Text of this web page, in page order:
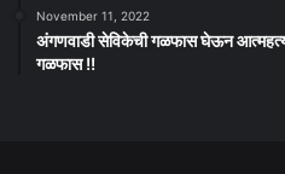
November 11, 2022
अंगणवाडी सेविकेची गळफास घेऊन
गळफास !!